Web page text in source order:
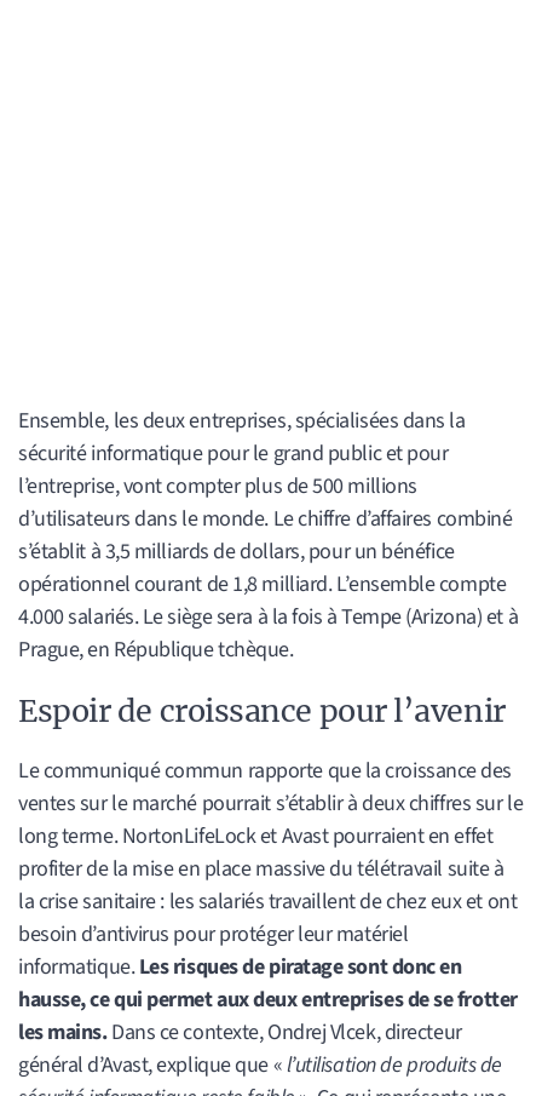
Ensemble, les deux entreprises, spécialisées dans la
sécurité informatique pour le grand public et pour
l’entreprise, vont compter plus de 500 millions
d’utilisateurs dans le monde. Le chiffre d’affaires combiné
s’établit à 3,5 milliards de dollars, pour un bénéfice
opérationnel courant de 1,8 milliard. L’ensemble compte
4.000 salariés. Le siège sera à la fois à Tempe (Arizona) et à
Prague, en République tchèque.
Espoir de croissance pour l’avenir
Le communiqué commun rapporte que la croissance des
ventes sur le marché pourrait s’établir à deux chiffres sur le
long terme. NortonLifeLock et Avast pourraient en effet
profiter de la mise en place massive du télétravail suite à
la crise sanitaire : les salariés travaillent de chez eux et ont
besoin d’antivirus pour protéger leur matériel
informatique.Les risques de piratage sont donc en
hausse, ce qui permet aux deux entreprises de se frotter
les mains.Dans ce contexte, Ondrej Vlcek, directeur
général d’Avast, explique que «l’utilisation de produits de